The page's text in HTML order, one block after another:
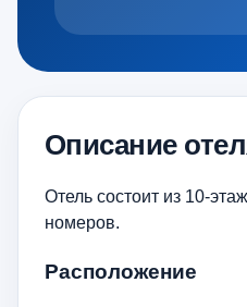
Описание
Отель состоит из 10-
номеров.
Расположение